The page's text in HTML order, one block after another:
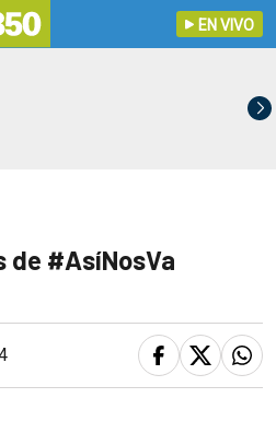
EN VIVO
de #AsíNosVa